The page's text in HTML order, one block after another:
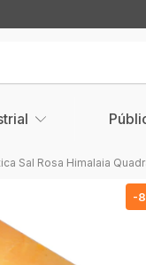
Sal Rosa Himalaia
-8